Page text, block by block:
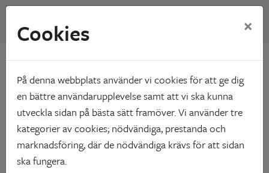
Hem Vårt utbud
Student
Studentboende Villagatan
Cookies ×
På denna webbplats använder vi cookies för att ge dig
en bättre användarupplevelse samt att vi ska kunna
utveckla sidan på bästa sätt framöver. Vi använder tre
kategorier av cookies; nödvändiga, prestanda och
marknadsföring, där de nödvändiga krävs för att sidan
ska fungera.